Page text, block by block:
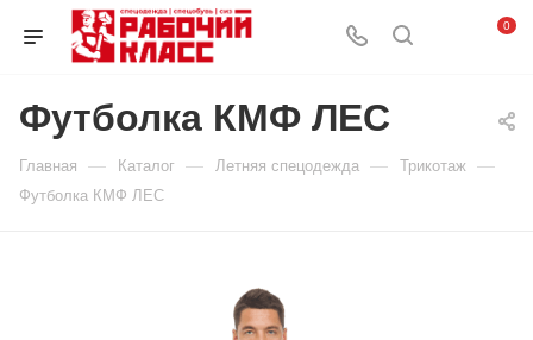
0
Футболка КМФ ЛЕС
Главная — Каталог — Летняя спецодежда — Трикотаж —
Футболка КМФ ЛЕС